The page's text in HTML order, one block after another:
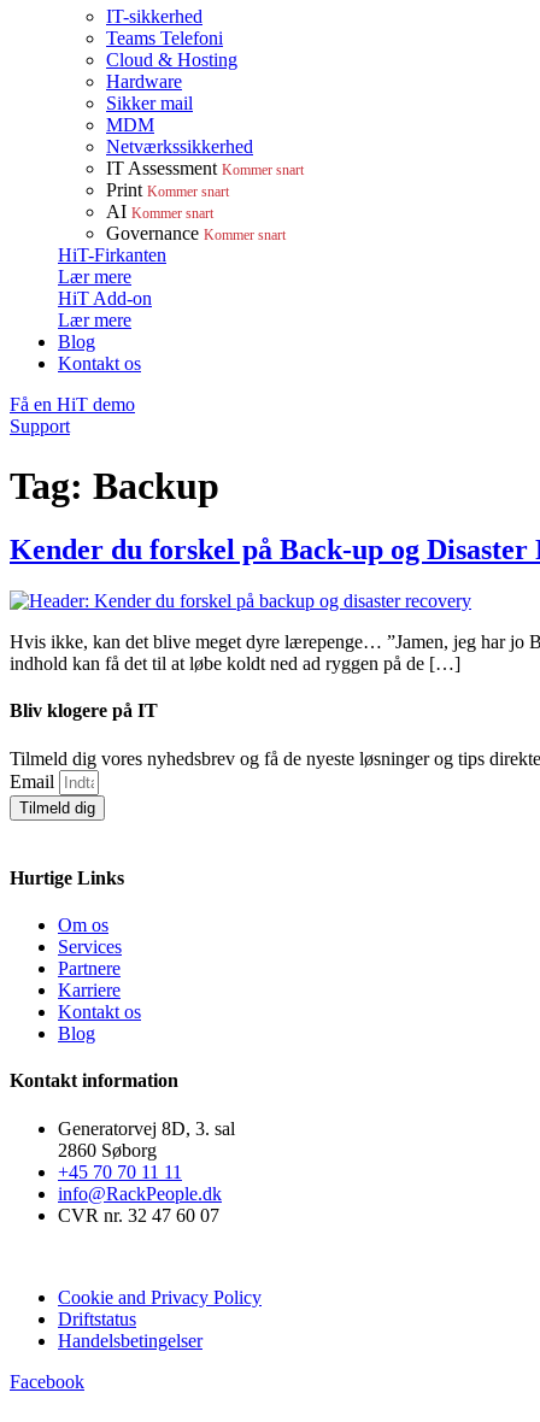
IT-sikkerhed
Teams Telefoni
Cloud & Hosting
Hardware
Sikker mail
MDM
Netværkssikkerhed
IT Assessment Kommer snart
Print Kommer snart
AI Kommer snart
Governance Kommer snart
HiT-Firkanten
Lær mere
HiT Add-on
Lær mere
Blog
Kontakt os
Få en HiT demo
Support
Tag: Backup
Kender du forskel på Back-up og Disaster
Hvis ikke, kan det blive meget dyre lærepenge… ”Jamen, jeg har jo
indhold kan få det til at løbe koldt ned ad ryggen på de […]
Bliv klogere på IT
Tilmeld dig vores nyhedsbrev og få de nyeste løsninger og tips
Email
Tilmeld dig
Hurtige Links
Om os
Services
Partnere
Karriere
Kontakt os
Blog
Kontakt information
Generatorvej 8D, 3. sal
2860 Søborg
+45 70 70 11 11
info@RackPeople.dk
CVR nr. 32 47 60 07
Cookie and Privacy Policy
Driftstatus
Handelsbetingelser
Facebook